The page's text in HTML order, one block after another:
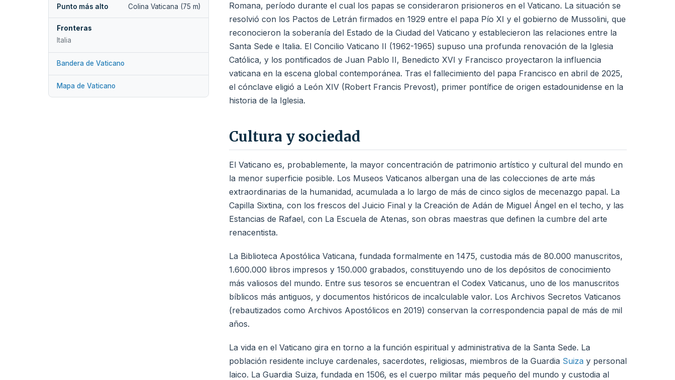
Punto más alto Colina Vaticana (75 m)
Fronteras
Italia
Bandera de Vaticano
Mapa de Vaticano
Romana, período durante el cual los papas se consideraron prisioneros en el Vaticano. La situación se
resolvió con los Pactos de Letrán firmados en 1929 entre el papa Pío XI y el gobierno de Mussolini, que
reconocieron la soberanía del Estado de la Ciudad del Vaticano y establecieron las relaciones entre la
Santa Sede e Italia. El Concilio Vaticano II (1962-1965) supuso una profunda renovación de la Iglesia
Católica, y los pontificados de Juan Pablo II, Benedicto XVI y Francisco proyectaron la influencia
vaticana en la escena global contemporánea. Tras el fallecimiento del papa Francisco en abril de 2025,
el cónclave eligió a León XIV (Robert Francis Prevost), primer pontífice de origen estadounidense en la
historia de la Iglesia.
Cultura y sociedad
El Vaticano es, probablemente, la mayor concentración de patrimonio artístico y cultural del mundo en
la menor superficie posible. Los Museos Vaticanos albergan una de las colecciones de arte más
extraordinarias de la humanidad, acumulada a lo largo de más de cinco siglos de mecenazgo papal. La
Capilla Sixtina, con los frescos del Juicio Final y la Creación de Adán de Miguel Ángel en el techo, y las
Estancias de Rafael, con La Escuela de Atenas, son obras maestras que definen la cumbre del arte
renacentista.
La Biblioteca Apostólica Vaticana, fundada formalmente en 1475, custodia más de 80.000 manuscritos,
1.600.000 libros impresos y 150.000 grabados, constituyendo uno de los depósitos de conocimiento
más valiosos del mundo. Entre sus tesoros se encuentran el Codex Vaticanus, uno de los manuscritos
bíblicos más antiguos, y documentos históricos de incalculable valor. Los Archivos Secretos Vaticanos
(rebautizados como Archivos Apostólicos en 2019) conservan la correspondencia papal de más de mil
años.
La vida en el Vaticano gira en torno a la función espiritual y administrativa de la Santa Sede. La
población residente incluye cardenales, sacerdotes, religiosas, miembros de la Guardia Suiza y personal
laico. La Guardia Suiza, fundada en 1506, es el cuerpo militar más pequeño del mundo y custodia al